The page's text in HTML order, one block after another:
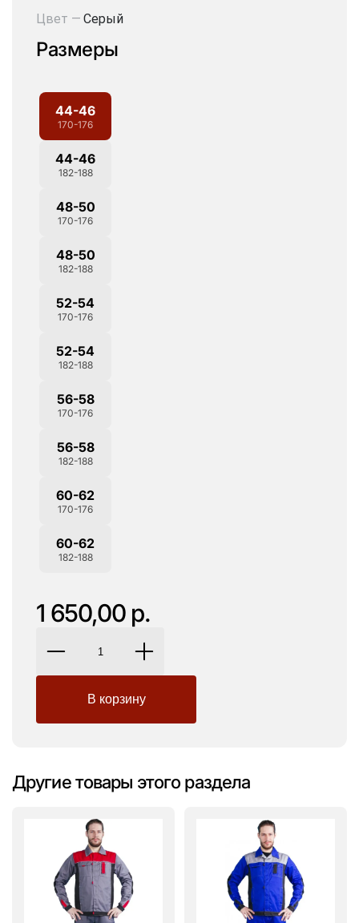
Цвет — Серый
Размеры
44-46
170-176
44-46
182-188
48-50
170-176
48-50
182-188
52-54
170-176
52-54
182-188
56-58
170-176
56-58
182-188
60-62
170-176
60-62
182-188
1 650,00 р.
Другие товары этого раздела